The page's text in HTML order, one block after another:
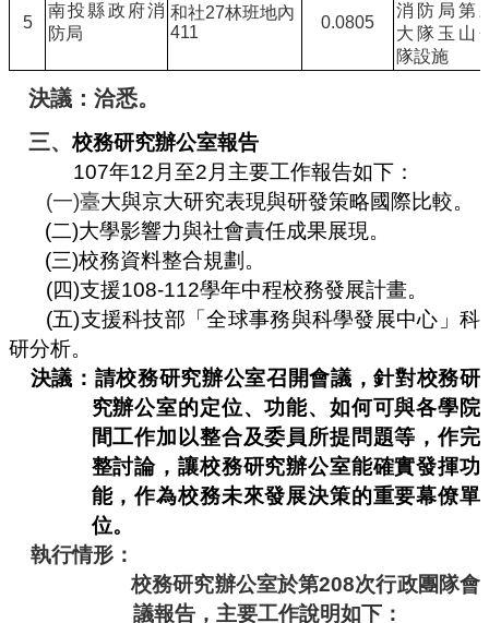
5
南投縣政府消
防局
和社27林班地內
411
0.0805
消防局第
大隊玉山
隊設施
決議：洽悉。
三、校務研究辦公室報告
107年12 月至2 月主要工作報告如下：
(一)臺大與京大研究表現與研發策略國際比較。
(二)大學影響力與社會責任成果展現。
(三)校務資料整合規劃。
(四)支援108-112學年中程校務發展計畫。
(五)支援科技部「全球事務與科學發展中心」科
研分析。
決議：請校務研究辦公室召開會議，針對校務研
究辦公室的定位、功能、如何可與各學院
間工作加以整合及委員所提問題等，作完
整討論，讓校務研究辦公室能確實發揮功
能，作為校務未來發展決策的重要幕僚單
位。
執行情形：
校務研究辦公室於第208次行政團隊會
議報告，主要工作說明如下：